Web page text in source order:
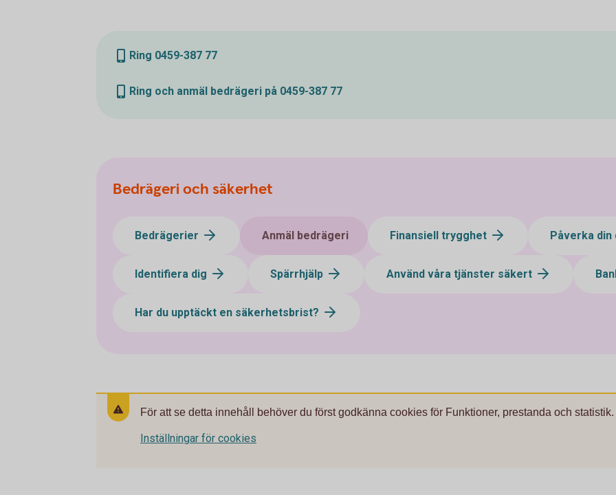
Ring 0459-387 77
Ring och anmäl bedrägeri på 0459-387 77
Bedrägeri och säkerhet
Bedrägerier Anmäl bedrägeri Finansiell trygghet Påverka
Identifiera dig Spärrhjälp Använd våra tjänster säkert
Har du upptäckt en säkerhetsbrist?
För att se detta innehåll behöver du först godkänna cookies för Funktioner, prestanda och statistik.
Inställningar för cookies